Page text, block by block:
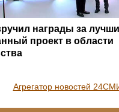
награды за
проект в области
Агрегатор новостей